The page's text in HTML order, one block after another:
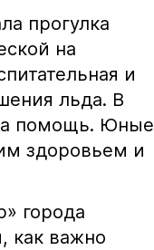
прогулка
на
и
льда. В
помощь. Юные
здоровьем и
города
как важно